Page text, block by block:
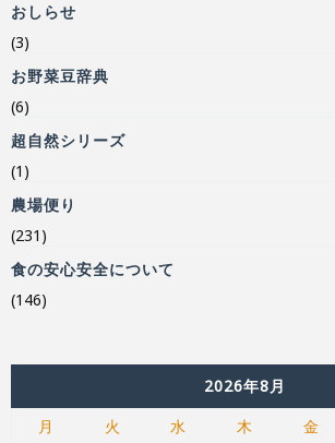
おしらせ
(3)
お野菜豆辞典
(6)
超自然シリーズ
(1)
農場便り
(231)
食の安心安全について
(146)
2026年8月
月
火 水 木 金